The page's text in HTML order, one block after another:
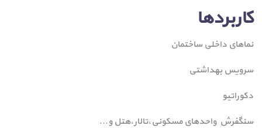
کاربردها
نماهای داخلی ساختمان
سرویس بهداشتی
دکوراتیو
سنگفرش واحدهای مسکونی،تالار،هتل و…